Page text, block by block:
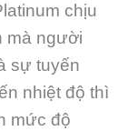
chịu
mà người
sự tuyến
nhiệt độ thì
mức độ